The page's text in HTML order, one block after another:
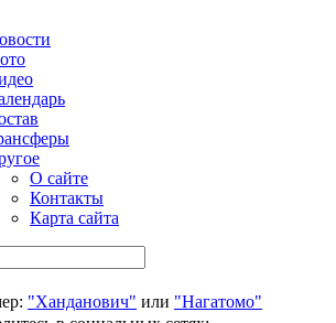
О сайте
Контакты
Карта сайта
"Ханданович" или "Нагатомо"